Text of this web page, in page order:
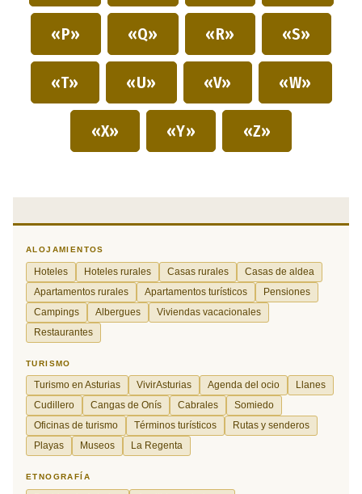
«P» «Q» «R» «S»
«T» «U» «V» «W»
«X» «Y» «Z»